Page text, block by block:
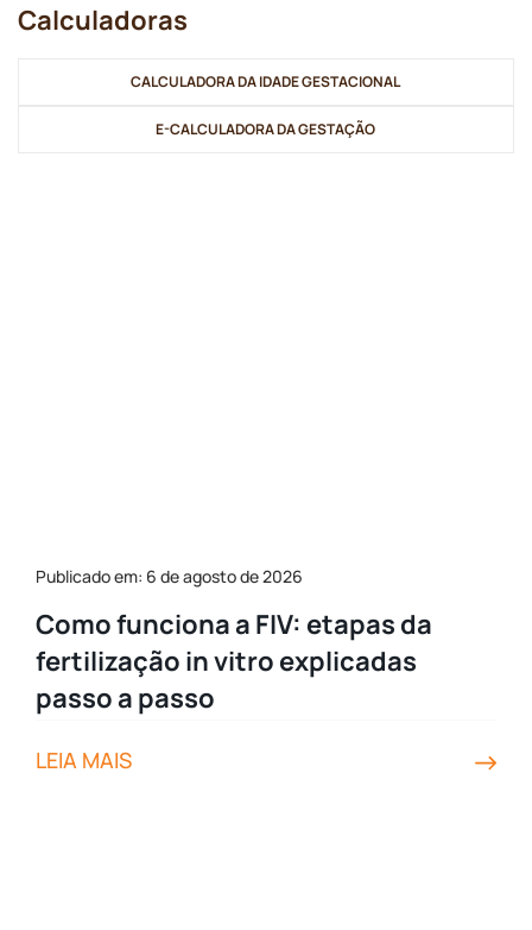
Calculadoras
CALCULADORA DA IDADE GESTACIONAL
E-CALCULADORA DA GESTAÇÃO
Publicado em: 6 de agosto de 2026
Como funciona a FIV: etapas da
fertilização in vitro explicadas
passo a passo
LEIA MAIS